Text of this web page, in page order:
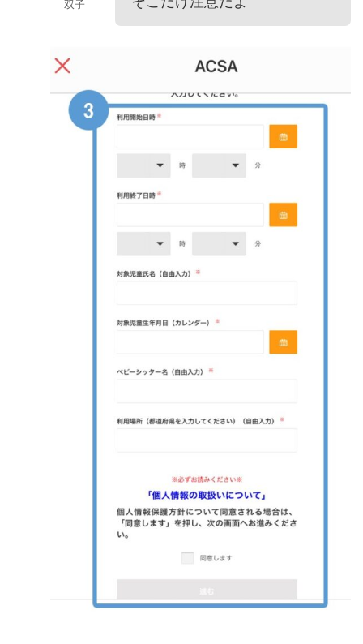
双子